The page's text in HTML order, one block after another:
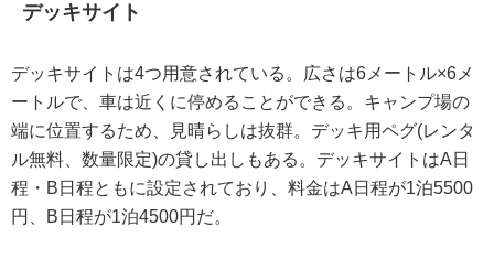
デッキサイト
デッキサイトは4つ用意されている。広さは6メートル×6メ
ートルで、車は近くに停めることができる。キャンプ場の
端に位置するため、見晴らしは抜群。デッキ用ペグ(レンタ
ル無料、数量限定)の貸し出しもある。デッキサイトはA日
程・B日程ともに設定されており、料金はA日程が1泊5500
円、B日程が1泊4500円だ。